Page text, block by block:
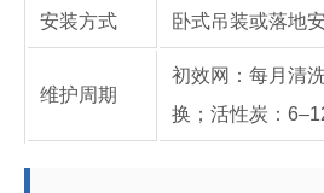
安装方式 卧式吊装或落地
维护周期
初效网：每月清
换；活性炭：